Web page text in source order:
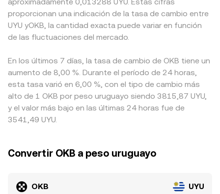
proporcionan una indicación de la tasa de cambio entre
UYU yOKB, la cantidad exacta puede variar en función
de las fluctuaciones del mercado.
En los últimos 7 días, la tasa de cambio de OKB tiene un
aumento de 8,00 %. Durante el período de 24 horas,
esta tasa varió en 6,00 %, con el tipo de cambio más
alto de 1 OKB por peso uruguayo siendo 3815,87 UYU,
y el valor más bajo en las últimas 24 horas fue de
3541,49 UYU.
Convertir OKB a peso uruguayo
OKB UYU